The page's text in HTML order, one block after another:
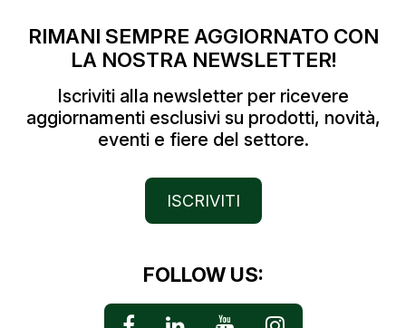
RIMANI SEMPRE AGGIORNATO CON
LA NOSTRA NEWSLETTER!
Iscriviti alla newsletter per ricevere
aggiornamenti esclusivi su prodotti, novità,
eventi e fiere del settore.
ISCRIVITI
FOLLOW US: